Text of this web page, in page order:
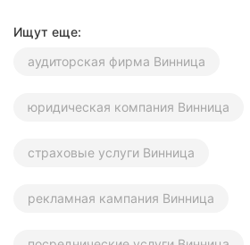
Ищут еще:
аудиторская фирма Винница
юридическая компания Винница
страховые услуги Винница
рекламная кампания Винница